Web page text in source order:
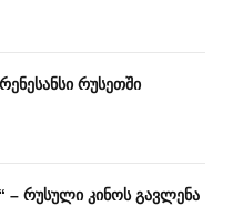
რუსეთში
– რუსული კინოს გავლენა